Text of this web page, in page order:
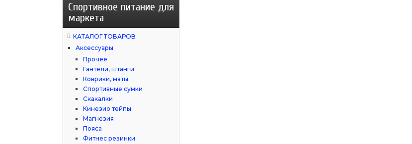
Спортивное питание для
маркета
КАТАЛОГ ТОВАРОВ
Аксессуары
Прочее
Гантели, штанги
Коврики, маты
Спортивные сумки
Скакалки
Кинезио тейпы
Магнезия
Пояса
Фитнес резинки